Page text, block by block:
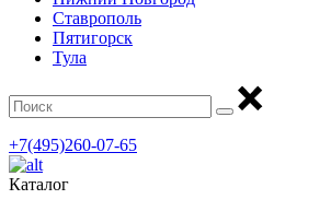
Ставрополь
Пятигорск
Тула
+7(495)260-07-65
Каталог